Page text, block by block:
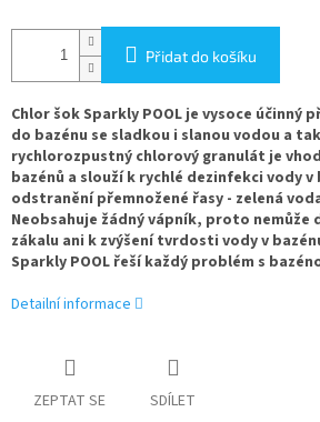
Přidat do košíku
Chlor šok Sparkly POOL je vysoce účinný
do bazénu se sladkou i slanou vodou a
rychlorozpustný chlorový granulát je
bazénů a slouží k rychlé dezinfekci vody
odstranění přemnožené řasy - zelená
Neobsahuje žádný vápník, proto nemůže
zákalu ani k zvýšení tvrdosti vody v
Sparkly POOL řeší každý problém s
Detailní informace
ZEPTAT SE SDÍLET